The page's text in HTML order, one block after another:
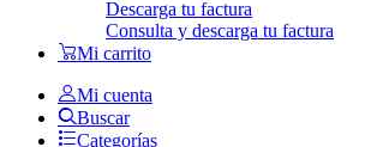
Descarga tu factura
Consulta y descarga tu factura
Mi carrito
Mi cuenta
Buscar
Categorías